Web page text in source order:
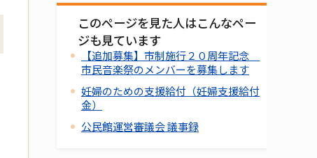
このページを見た人はこんなペー
ジも見ています
【追加募集】市制施行２０周年記念
市民音楽祭のメンバーを募集します
妊婦のための支援給付（妊婦支援給付
金）
公民館運営審議会 議事録